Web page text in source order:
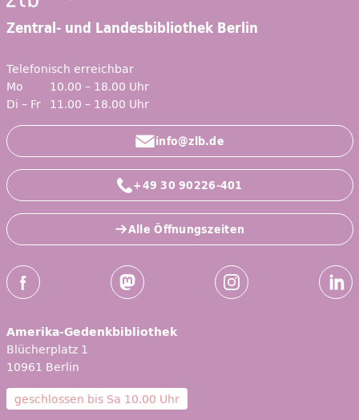
Zentral- und Landesbibliothek Berlin
Telefonisch erreichbar
Mo
10.00 – 18.00 Uhr
Di – Fr 11.00 – 18.00 Uhr
info@zlb.de
+49 30 90226-401
Alle Öffnungszeiten
Social-Media Kanäle der ZLB
Facebook Mastodon Instagram
Amerika-Gedenkbibliothek
Blücherplatz 1
10961 Berlin
geschlossen bis Sa 10.00 Uhr